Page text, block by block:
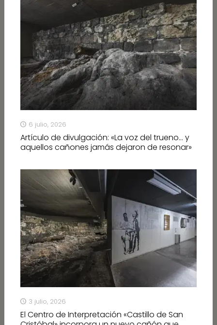
6 julio, 2026
Artículo de divulgación: «La voz del trueno… y
aquellos cañones jamás dejaron de resonar»
3 julio, 2026
El Centro de Interpretación «Castillo de San